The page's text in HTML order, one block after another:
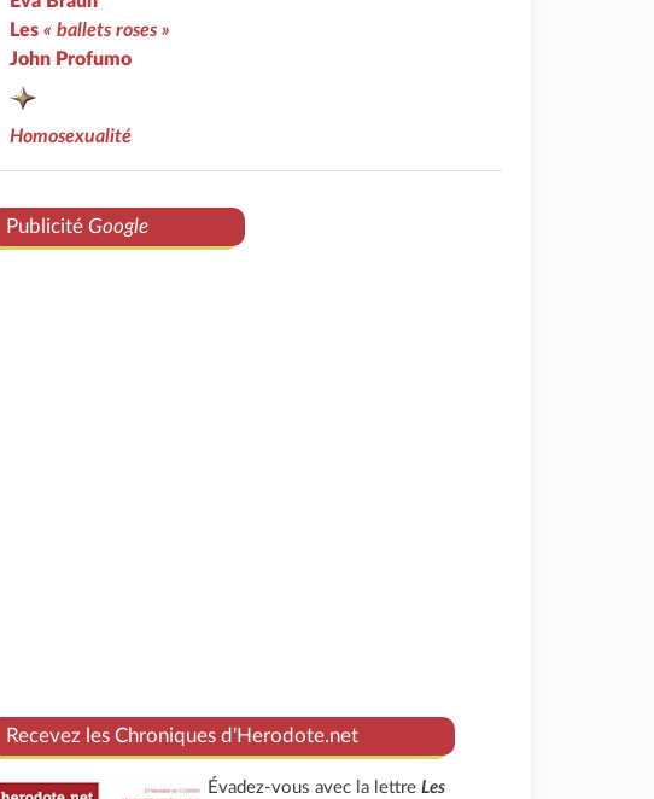
Les « ballets roses »
John Profumo
Homosexualité
Publicité Google
Recevez les Chroniques d'Herodote.net
Évadez-vous avec la lettreLes